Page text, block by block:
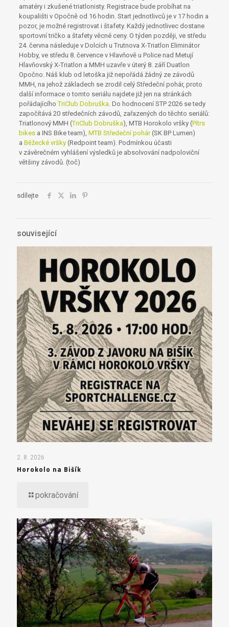
amatéry i zkušené triatlonisty. Registrace bude probíhat na
koupališti v Opočně od 16 hodin. Start jednotlivců je v 17 hodin a
pozor, je možné registrovat i štafety. Každý jednotlivec dostane
sportovní tričko a štafety věcné ceny. O týden později, ve středu
24. června následuje v Dolcích u Trutnova X-Triatlon Eliminátor
Hobby, ve středu 8. července v Hlavňově u Police nad Metují
Hlavňovský X-Triatlon a MMH uzavře v úterý 8. září Duatlon
Opočno. Náš klub od letoška již nepořádá žádný ze závodů
MMH, na jehož základech se zrodil celý Středeční pohár, proto
další informace o tomto seriálu najdete již jen na stránkách
pořádajícíhoTriClub Dobruška . Do hodnocení STP 2026 se tedy
započítává 20 středečních závodů, zařazených do těchto seriálů:
Triatlonový MMH (TriClub Dobruška), MTB Horokolo vršky (Pítrs
bikesa INS Bike team), MTB Středeční pohár(SK BP Lumen)
a Běžecké vršky(Redpoint team). Podmínkou účasti
v závěrečném vyhlášení výsledků je absolvování nadpoloviční
většiny závodů. (toč)
sdílejte
související
2. 8. 2026
Horokolo na Bišík
pokračování